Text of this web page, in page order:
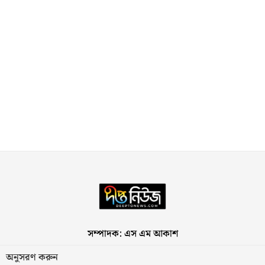
সম্পাদক: এস এম আকাশ
অনুসরণ করুন